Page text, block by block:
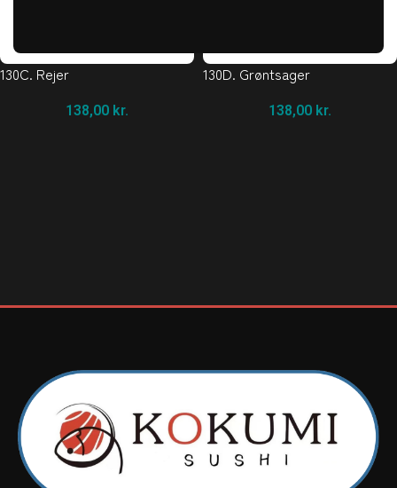
130C. Rejer
138,00 kr.
130D. Grøntsager
138,00 kr.